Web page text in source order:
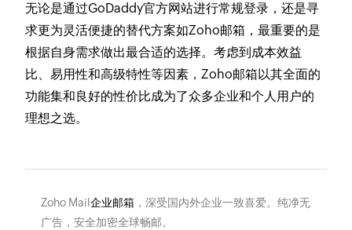
无论是通过GoDaddy官方网站进行常规登录，还是寻
求更为灵活便捷的替代方案如Zoho邮箱，最重要的是
根据自身需求做出最合适的选择。考虑到成本效益
比、易用性和高级特性等因素，Zoho邮箱以其全面的
功能集和良好的性价比成为了众多企业和个人用户的
理想之选。
Zoho Mail企业邮箱，深受国内外企业一致喜爱。纯净无
广告，安全加密全球畅邮。